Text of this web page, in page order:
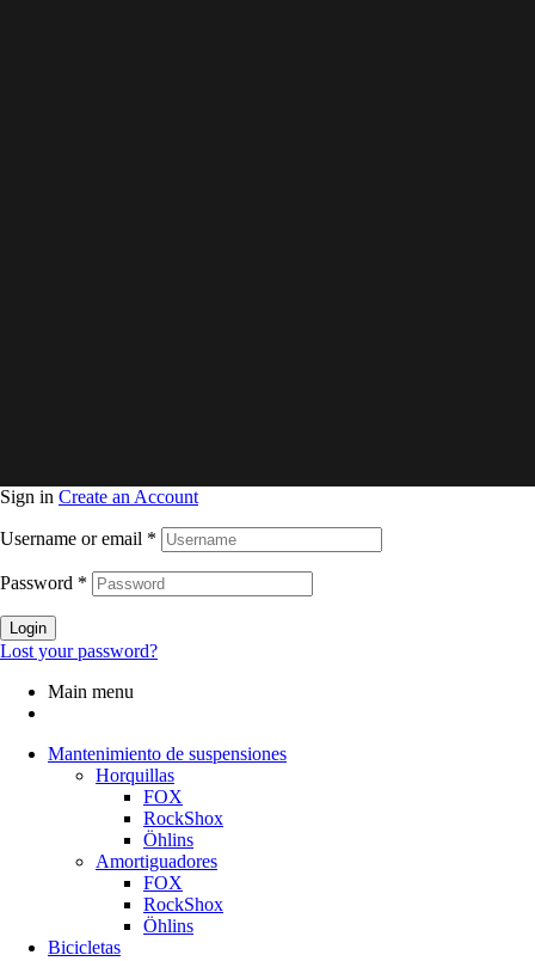
Sign in Create an Account
Username or email *
Password *
Login
Lost your password?
Main menu
Mantenimiento de suspensiones
Horquillas
FOX
RockShox
Öhlins
Amortiguadores
FOX
RockShox
Öhlins
Bicicletas